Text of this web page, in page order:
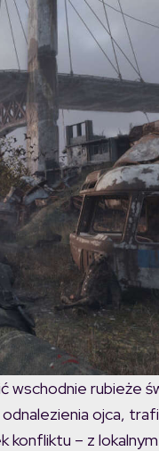
wschodnie rubieże
ojca,
konfliktu – z